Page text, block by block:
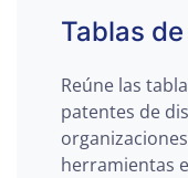
Tablas
Reúne las
patentes de
herramientas